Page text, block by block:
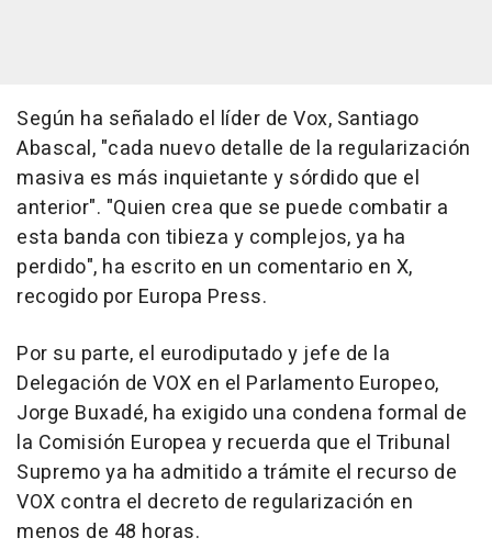
Según ha señalado el líder de Vox, Santiago
Abascal, "cada nuevo detalle de la regularización
masiva es más inquietante y sórdido que el
anterior". "Quien crea que se puede combatir a
esta banda con tibieza y complejos, ya ha
perdido", ha escrito en un comentario en X,
recogido por Europa Press.
Por su parte, el eurodiputado y jefe de la
Delegación de VOX en el Parlamento Europeo,
Jorge Buxadé, ha exigido una condena formal de
la Comisión Europea y recuerda que el Tribunal
Supremo ya ha admitido a trámite el recurso de
VOX contra el decreto de regularización en
menos de 48 horas.